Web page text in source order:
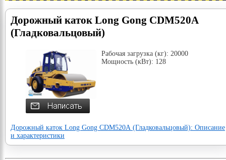
Дорожный каток Long Gong CDM520А
(Гладковальцовый)
Рабочая загрузка (кг): 20000
Мощность (кВт): 128
Дорожный каток Long Gong CDM520А (Гладковальцовый): Описание
и характеристики